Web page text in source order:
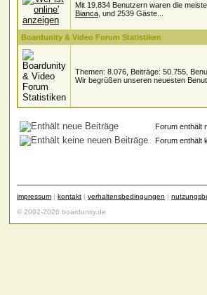
Mit 19.834 Benutzern waren die
Bianca , und 2539 Gäste...
Boardunity & Video Forum Statistiken
Themen: 8.076, Beiträge: 50.755,
Wir begrüßen unseren neuesten
Forum enthält
Forum enthält
impressum | kontakt | verhaltensbedingungen |
© 2002-2026 boardunity.de